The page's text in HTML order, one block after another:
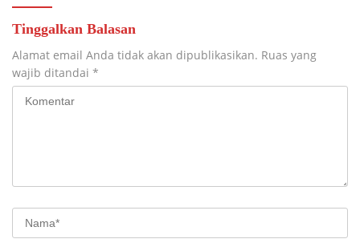
Tinggalkan Balasan
Alamat email Anda tidak akan dipublikasikan. Ruas yang
wajib ditandai *